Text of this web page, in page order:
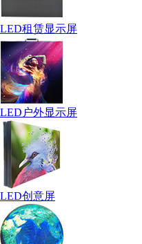
LED租赁显示屏
LED户外显示屏
LED创意屏